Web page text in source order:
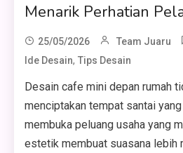
Menarik Perhatian
25/05/2026 Team Juaru
Ide Desain,Tips Desain
Desain cafe mini depan rumah
menciptakan tempat santai
membuka peluang usaha yang
estetik membuat suasana lebih